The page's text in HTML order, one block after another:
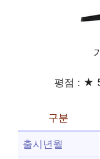
평점 : ★
구분
출시년월